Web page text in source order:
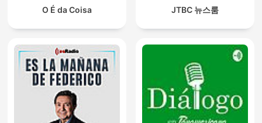
O É da Coisa JTBC 뉴스룸